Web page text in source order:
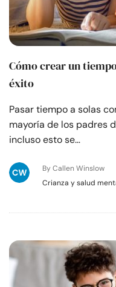
Cómo crear un
éxito
Pasar tiempo a solas
mayoría de los padres
incluso esto se…
By Callen Winslow
Crianza y salud